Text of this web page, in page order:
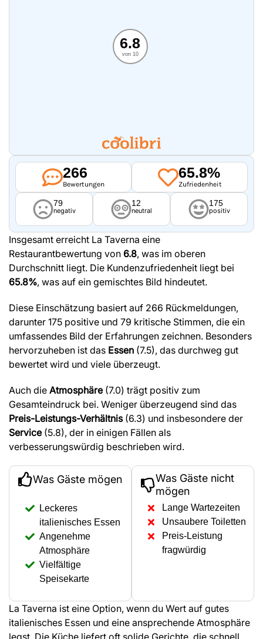
6.8
von 10
266
Bewertungen
65.8%
Zufriedenheit
79
negativ
12
neutral
175
positiv
Insgesamt erreicht La Taverna eine
Restaurantbewertung von 6.8, was im oberen
Durchschnitt liegt. Die Kundenzufriedenheit liegt bei
65.8%, was auf ein gemischtes Bild hindeutet.
Diese Einschätzung basiert auf 266 Rückmeldungen,
darunter 175 positive und 79 kritische Stimmen, die ein
umfassendes Bild der Erfahrungen zeichnen. Besonders
hervorzuheben ist das Essen (7.5), das durchweg gut
bewertet wird und viele überzeugt.
Auch die Atmosphäre(7.0) trägt positiv zum
Gesamteindruck bei. Weniger überzeugend sind das
Preis-Leistungs-Verhältnis(6.3) und insbesondere der
Service(5.8), der in einigen Fällen als
verbesserungswürdig beschrieben wird.
Was Gäste mögen
Leckeres
italienisches Essen
Angenehme
Atmosphäre
Vielfältige
Speisekarte
Was Gäste nicht
mögen
Lange Wartezeiten
Unsaubere Toiletten
Preis-Leistung
fragwürdig
La Taverna ist eine Option, wenn du Wert auf gutes
italienisches Essen und eine ansprechende Atmosphäre